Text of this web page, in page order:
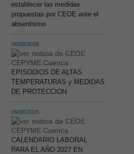
establecer las medidas
propuestas por CEOE ante el
absentismo
06/08/2026
EPISODIOS DE ALTAS
TEMPERATURAS y MEDIDAS
DE PROTECCION
06/08/2026
CALENDARIO LABORAL
PARA EL AÑO 2027 EN